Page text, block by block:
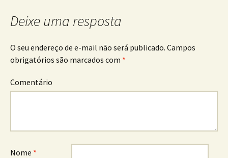
Deixe uma resposta
O seu endereço de e-mail não será publicado. Campos
obrigatórios são marcados com *
Comentário
Nome *